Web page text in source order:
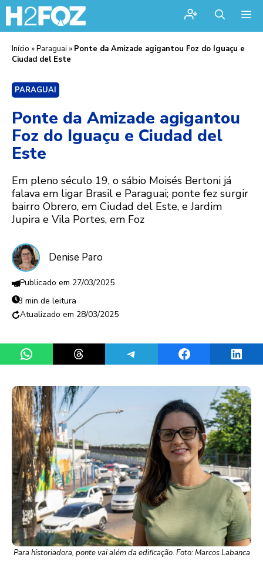
Início »Paraguai » Ponte da Amizade agigantou Foz do Iguaçu e
Ciudad del Este
PARAGUAI
Ponte da Amizade agigantou
Foz do Iguaçu e Ciudad del
Este
Em pleno século 19, o sábio Moisés Bertoni já
falava em ligar Brasil e Paraguai; ponte fez surgir
bairro Obrero, em Ciudad del Este, e Jardim
Jupira e Vila Portes, em Foz
Denise Paro
27/03/2025
3 min de leitura
28/03/2025
Share on WhatsAppShare on ThreadsShare on TelegramShare on Facebook
Para historiadora, ponte vai além da edificação. Foto: Marcos Labanca